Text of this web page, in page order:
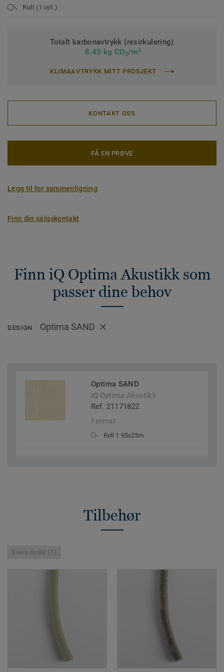
Rull (1 ref.)
Totalt karbonavtrykk (resirkulering)
8.43 kg CO2/m2
KLIMAAVTRYKK MITT PROSJEKT
KONTAKT OSS
FÅ EN PRØVE
Legg til for sammenligning
Finn din salgskontakt
Finn iQ Optima Akustikk som
passer dine behov
DESIGN Optima SAND
Optima SAND
iQ Optima Akustikk
Ref. 21171822
Format
Roll 1.95x25m
Tilbehør
Sveisetråd (2)